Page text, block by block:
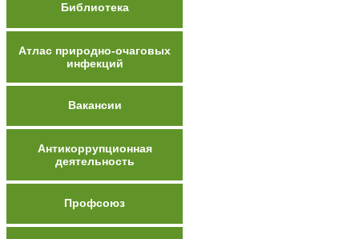
Библиотека
Атлас природно-очаговых
инфекций
Вакансии
Антикоррупционная
деятельность
Профсоюз